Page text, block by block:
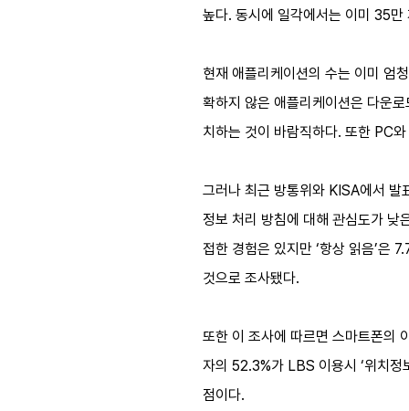
높다. 동시에 일각에서는 이미 35
현재 애플리케이션의 수는 이미 엄
확하지 않은 애플리케이션은 다운
치하는 것이 바람직하다. 또한 PC
그러나 최근 방통위와 KISA에서 발
정보 처리 방침에 대해 관심도가 낮
접한 경험은 있지만 ‘항상 읽음’은
것으로 조사됐다.
또한 이 조사에 따르면 스마트폰
자의 52.3%가 LBS 이용시 ‘위치정
점이다.